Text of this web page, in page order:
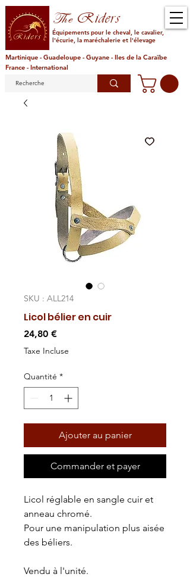
TheRiders
Équipements pour le cheval, le cavalier,
l'écurie, la maréchalerie et l'élevage
Martinique - Guadeloupe - Guyane - Iles de la Caraïbe
France - International
SKU : ALL214
Licol bélier en cuir
24,80 €Prix
Taxe Incluse
Quantité *
Ajouter au panier
Commander et payer
Licol réglable en sangle cuir et
anneau chromé.
Pour une manipulation plus aisée
des béliers.
Vendu à l'unité.